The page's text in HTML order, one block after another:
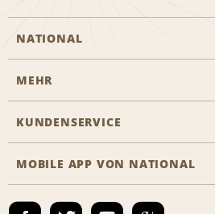
NATIONAL
Eine Reservierung vornehmen
Das Business Rental Programm
MEHR
Karriere
KUNDENSERVICE
Barrierefreiheit
Kontakt
MOBILE APP VON NATIONAL